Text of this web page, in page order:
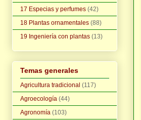
17 Especias y perfumes (42)
18 Plantas ornamentales (88)
19 Ingeniería con plantas (13)
Temas generales
Agricultura tradicional (117)
Agroecología (44)
Agronomía (103)